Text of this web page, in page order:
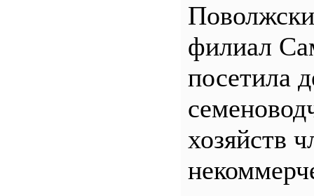
филиал
посетила
хозяйств